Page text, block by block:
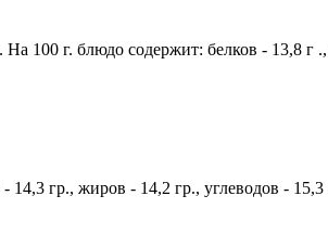
100 г. блюдо содержит: белков - 13,8 г
гр., жиров - 14,2 гр., углеводов - 15,3